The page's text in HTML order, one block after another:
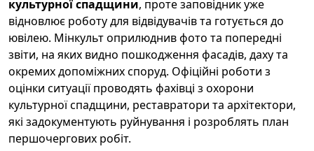
культурної спадщини, проте заповідник уже
відновлює роботу для відвідувачів та готується до
ювілею. Мінкульт оприлюднив фото та попередні
звіти, на яких видно пошкодження фасадів, даху та
окремих допоміжних споруд. Офіційні роботи з
оцінки ситуації проводять фахівці з охорони
культурної спадщини, реставратори та архітектори,
які задокументують руйнування і розроблять план
першочергових робіт.